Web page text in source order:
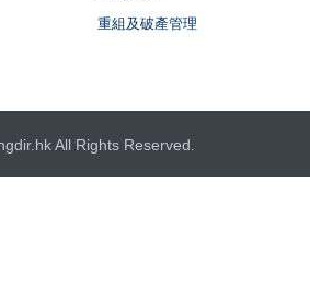
重組及破產管理
All Rights Reserved.